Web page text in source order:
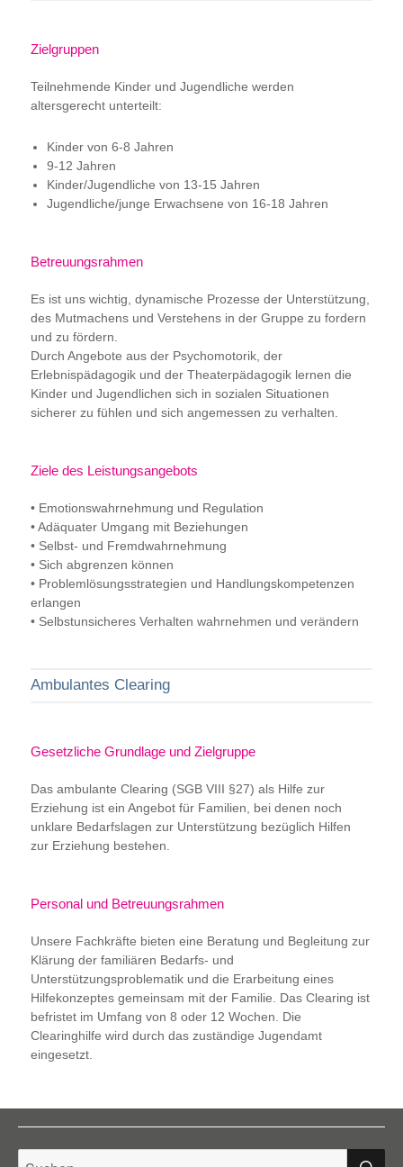
Zielgruppen
Teilnehmende Kinder und Jugendliche werden
altersgerecht unterteilt:
Kinder von 6-8 Jahren
9-12 Jahren
Kinder/Jugendliche von 13-15 Jahren
Jugendliche/junge Erwachsene von 16-18 Jahren
Betreuungsrahmen
Es ist uns wichtig, dynamische Prozesse der Unterstützung,
des Mutmachens und Verstehens in der Gruppe zu fordern
und zu fördern.
Durch Angebote aus der Psychomotorik, der
Erlebnispädagogik und der Theaterpädagogik lernen die
Kinder und Jugendlichen sich in sozialen Situationen
sicherer zu fühlen und sich angemessen zu verhalten.
Ziele des Leistungsangebots
• Emotionswahrnehmung und Regulation
• Adäquater Umgang mit Beziehungen
• Selbst- und Fremdwahrnehmung
• Sich abgrenzen können
• Problemlösungsstrategien und Handlungskompetenzen
erlangen
• Selbstunsicheres Verhalten wahrnehmen und verändern
Ambulantes Clearing
Gesetzliche Grundlage und Zielgruppe
Das ambulante Clearing (SGB VIII §27) als Hilfe zur
Erziehung ist ein Angebot für Familien, bei denen noch
unklare Bedarfslagen zur Unterstützung bezüglich Hilfen
zur Erziehung bestehen.
Personal und Betreuungsrahmen
Unsere Fachkräfte bieten eine Beratung und Begleitung zur
Klärung der familiären Bedarfs- und
Unterstützungsproblematik und die Erarbeitung eines
Hilfekonzeptes gemeinsam mit der Familie. Das Clearing ist
befristet im Umfang von 8 oder 12 Wochen. Die
Clearinghilfe wird durch das zuständige Jugendamt
eingesetzt.